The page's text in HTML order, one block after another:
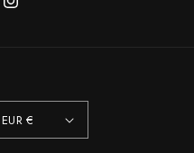
Instagram
Nederland | EUR €